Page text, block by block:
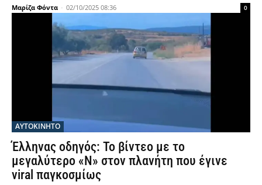
Μαρίζα Φόντα - 02/10/2025 08:36 0
ΑΥΤΟΚΙΝΗΤΟ
Έλληνας οδηγός: Το βίντεο με το
μεγαλύτερο «Ν» στον πλανήτη που έγινε
viral παγκοσμίως